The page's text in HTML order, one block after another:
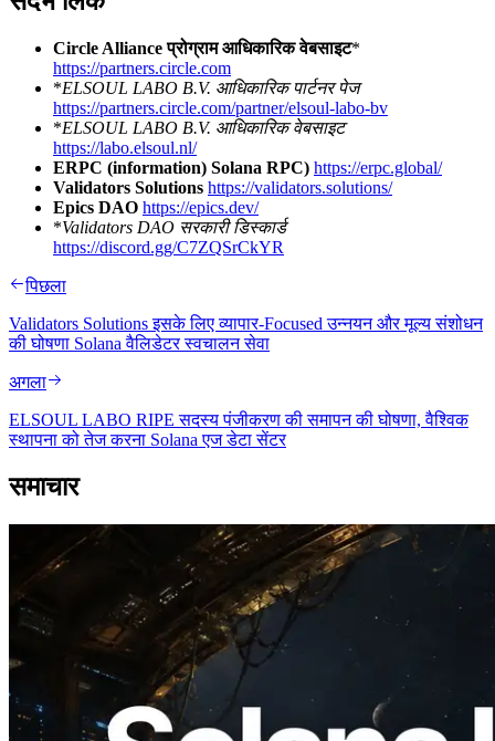
Circle Alliance प्रोग्राम आधिकारिक वेबसाइट*
https://partners.circle.com
*ELSOUL LABO B.V. आधिकारिक पार्टनर पेज
https://partners.circle.com/partner/elsoul-labo-bv
*ELSOUL LABO B.V. आधिकारिक वेबसाइट
https://labo.elsoul.nl/
ERPC (information) Solana RPC) https://erpc.global/
Validators Solutions https://validators.solutions/
Epics DAO https://epics.dev/
*Validators DAO सरकारी डिस्कार्ड
https://discord.gg/C7ZQSrCkYR
पिछला
Validators Solutions इसके लिए व्यापार-Focused उन्नयन और मूल्य संशोधन
की घोषणा Solana वैलिडेटर स्वचालन सेवा
अगला
ELSOUL LABO RIPE सदस्य पंजीकरण की समापन की घोषणा, वैश्विक
स्थापना को तेज करना Solana एज डेटा सेंटर
समाचार